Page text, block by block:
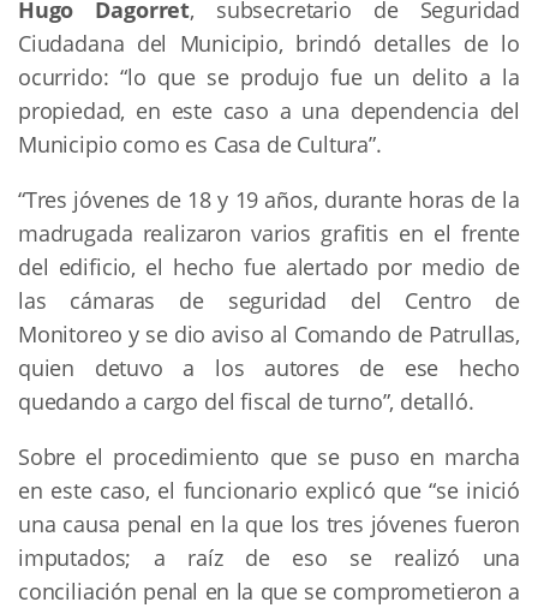
Hugo Dagorret, subsecretario de Seguridad
Ciudadana del Municipio, brindó detalles de lo
ocurrido: “lo que se produjo fue un delito a la
propiedad, en este caso a una dependencia del
Municipio como es Casa de Cultura”.
“Tres jóvenes de 18 y 19 años, durante horas de la
madrugada realizaron varios grafitis en el frente
del edificio, el hecho fue alertado por medio de
las cámaras de seguridad del Centro de
Monitoreo y se dio aviso al Comando de Patrullas,
quien detuvo a los autores de ese hecho
quedando a cargo del fiscal de turno”, detalló.
Sobre el procedimiento que se puso en marcha
en este caso, el funcionario explicó que “se inició
una causa penal en la que los tres jóvenes fueron
imputados; a raíz de eso se realizó una
conciliación penal en la que se comprometieron a